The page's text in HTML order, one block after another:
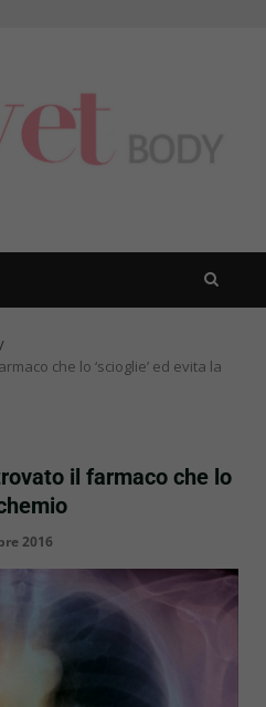
che lo ‘scioglie’ ed evita la
il farmaco che lo
2016